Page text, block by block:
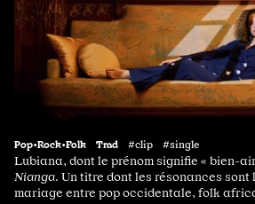
Pop•Rock•Folk Trad #clip #single
Lubiana, dont le prénom signifie « bien-
Nianga. Un titre dont les résonances
mariage entre pop occidentale, folk